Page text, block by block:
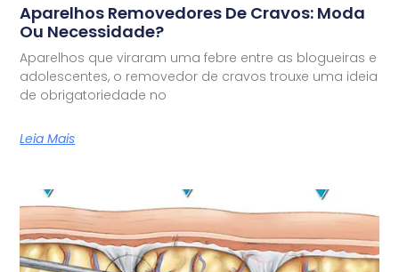
Aparelhos Removedores De Cravos: Moda
Ou Necessidade?
Aparelhos que viraram uma febre entre as blogueiras e
adolescentes, o removedor de cravos trouxe uma ideia
de obrigatoriedade no
Leia Mais